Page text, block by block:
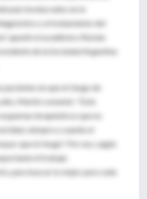
país involucrados en la
y el tratamiento del
apuntó el académico Román
de la Sociedad Argentina
pacientes en que el riesgo de
alto, Martín comentó: "Está
terapéuticos que no
siempre y cuando el
que el riesgo". Por eso, según
el trabajo
para buscar lo mejor para cada